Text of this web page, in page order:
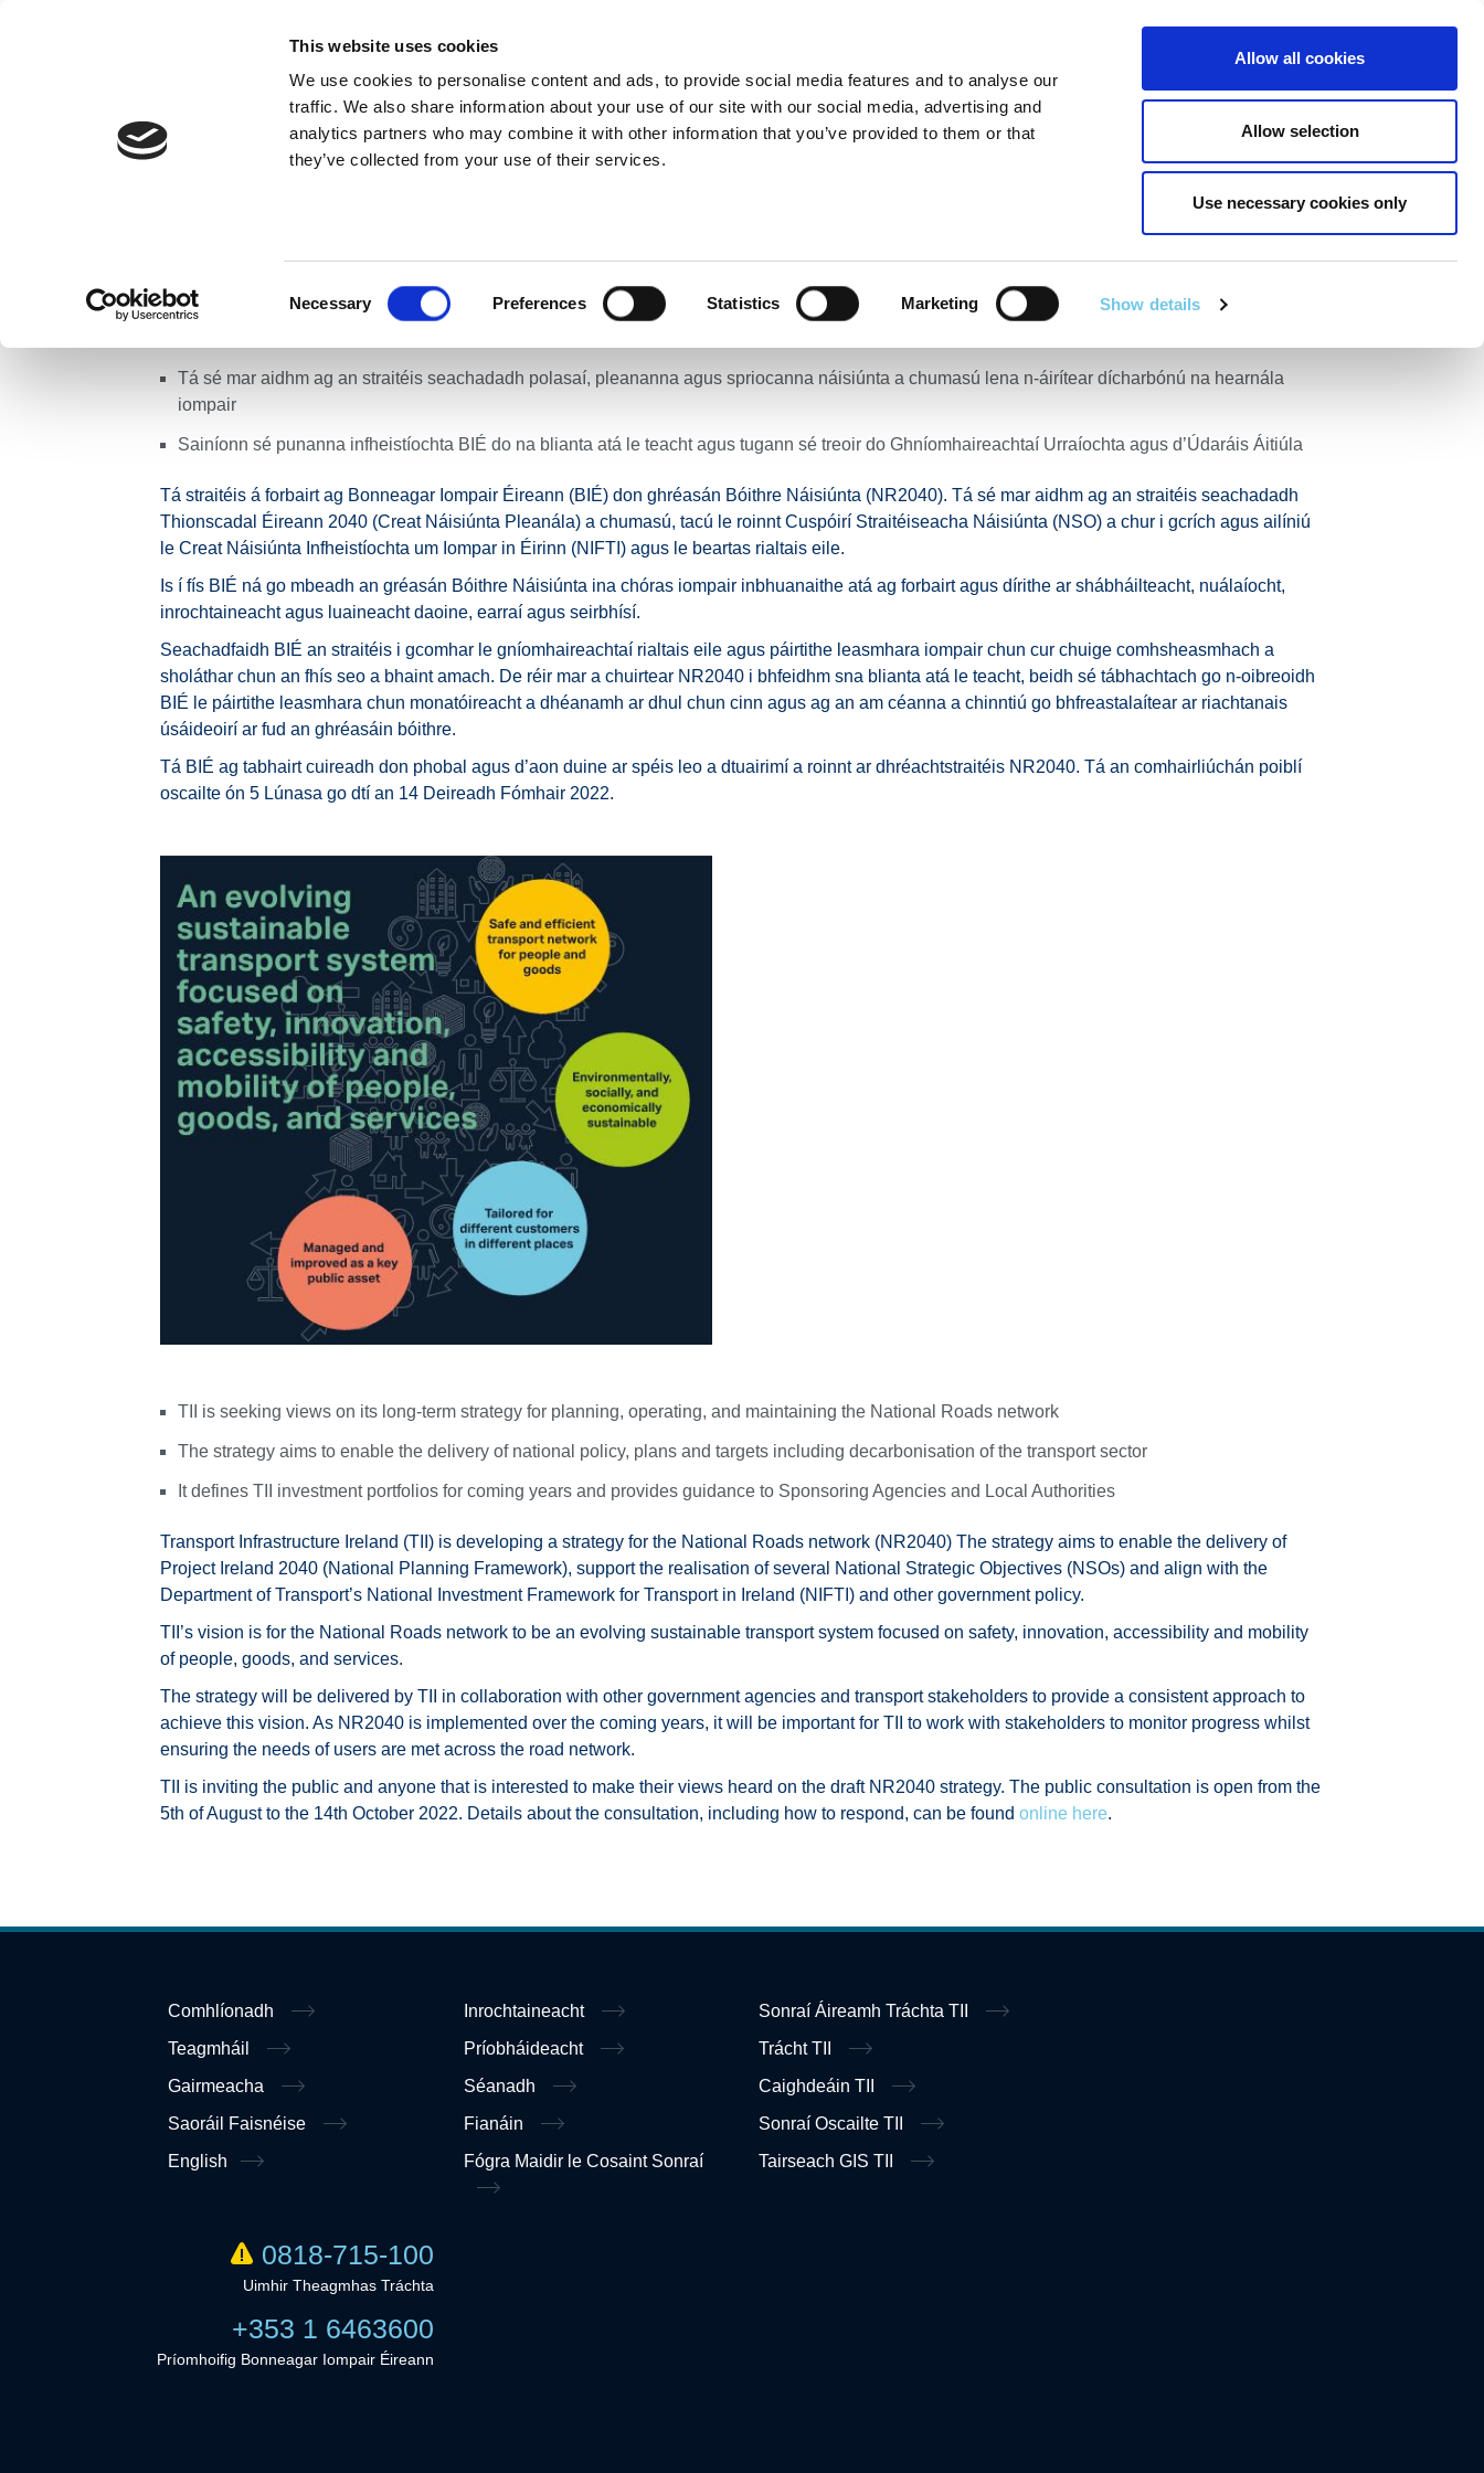
This website uses cookies
We use cookies to personalise content and ads, to provide social media features and to analyse our
traffic. We also share information about your use of our site with our social media, advertising and
analytics partners who may combine it with other information that you’ve provided to them or that
they’ve collected from your use of their services.
Necessary Preferences Statistics Marketing Show details
Allow all cookies
Allow selection
Use necessary cookies only
Linkedin
Twitter
MAIDIR LINNE NUACHT BÓITHRE & DOLA TAISTEAL GNÍOMHACH IOMPAR POIBLÍ SEIRBHÍSÍ EILE
Baile Preaseisiúintí Seolann BIÉ comhairliúchán poiblí ar straitéis don ghréasán Bóithre Náisiúnta ar fud na hÉireann
Seolann BIÉ comhairliúchán poiblí ar straitéis don
ghréasán Bóithre Náisiúnta ar fud na hÉireann
Tá sé mar aidhm ag an straitéis seachadadh polasaí, pleananna agus spriocanna náisiúnta a chumasú lena n-áirítear dícharbónú na hearnála
iompair
Sainíonn sé punanna infheistíochta BIÉ do na blianta atá le teacht agus tugann sé treoir do Ghníomhaireachtaí Urraíochta agus d’Údaráis Áitiúla
Tá straitéis á forbairt ag Bonneagar Iompair Éireann (BIÉ) don ghréasán Bóithre Náisiúnta (NR2040). Tá sé mar aidhm ag an straitéis seachadadh
Thionscadal Éireann 2040 (Creat Náisiúnta Pleanála) a chumasú, tacú le roinnt Cuspóirí Straitéiseacha Náisiúnta (NSO) a chur i gcrích agus ailíniú
le Creat Náisiúnta Infheistíochta um Iompar in Éirinn (NIFTI) agus le beartas rialtais eile.
Is í fís BIÉ ná go mbeadh an gréasán Bóithre Náisiúnta ina chóras iompair inbhuanaithe atá ag forbairt agus dírithe ar shábháilteacht, nuálaíocht,
inrochtaineacht agus luaineacht daoine, earraí agus seirbhísí.
Seachadfaidh BIÉ an straitéis i gcomhar le gníomhaireachtaí rialtais eile agus páirtithe leasmhara iompair chun cur chuige comhsheasmhach a
sholáthar chun an fhís seo a bhaint amach. De réir mar a chuirtear NR2040 i bhfeidhm sna blianta atá le teacht, beidh sé tábhachtach go n-oibreoidh
BIÉ le páirtithe leasmhara chun monatóireacht a dhéanamh ar dhul chun cinn agus ag an am céanna a chinntiú go bhfreastalaítear ar riachtanais
úsáideoirí ar fud an ghréasáin bóithre.
Tá BIÉ ag tabhairt cuireadh don phobal agus d’aon duine ar spéis leo a dtuairimí a roinnt ar dhréachtstraitéis NR2040. Tá an comhairliúchán poiblí
oscailte ón 5 Lúnasa go dtí an 14 Deireadh Fómhair 2022.
TII is seeking views on its long-term strategy for planning, operating, and maintaining the National Roads network
The strategy aims to enable the delivery of national policy, plans and targets including decarbonisation of the transport sector
It defines TII investment portfolios for coming years and provides guidance to Sponsoring Agencies and Local Authorities
Transport Infrastructure Ireland (TII) is developing a strategy for the National Roads network (NR2040) The strategy aims to enable the delivery of
Project Ireland 2040 (National Planning Framework), support the realisation of several National Strategic Objectives (NSOs) and align with the
Department of Transport’s National Investment Framework for Transport in Ireland (NIFTI) and other government policy.
TII’s vision is for the National Roads network to be an evolving sustainable transport system focused on safety, innovation, accessibility and mobility
of people, goods, and services.
The strategy will be delivered by TII in collaboration with other government agencies and transport stakeholders to provide a consistent approach to
achieve this vision. As NR2040 is implemented over the coming years, it will be important for TII to work with stakeholders to monitor progress whilst
ensuring the needs of users are met across the road network.
TII is inviting the public and anyone that is interested to make their views heard on the draft NR2040 strategy. The public consultation is open from the
5th of August to the 14th October 2022. Details about the consultation, including how to respond, can be found online here.
Comhlíonadh
Teagmháil
Gairmeacha
Saoráil Faisnéise
English
Inrochtaineacht
Príobháideacht
Séanadh
Fianáin
Fógra Maidir le Cosaint Sonraí
Sonraí Áireamh Tráchta TII
Trácht TII
Caighdeáin TII
Sonraí Oscailte TII
Tairseach GIS TII
0818-715-100
Uimhir Theagmhas Tráchta
+353 1 6463600
Príomhoifig Bonneagar Iompair Éireann